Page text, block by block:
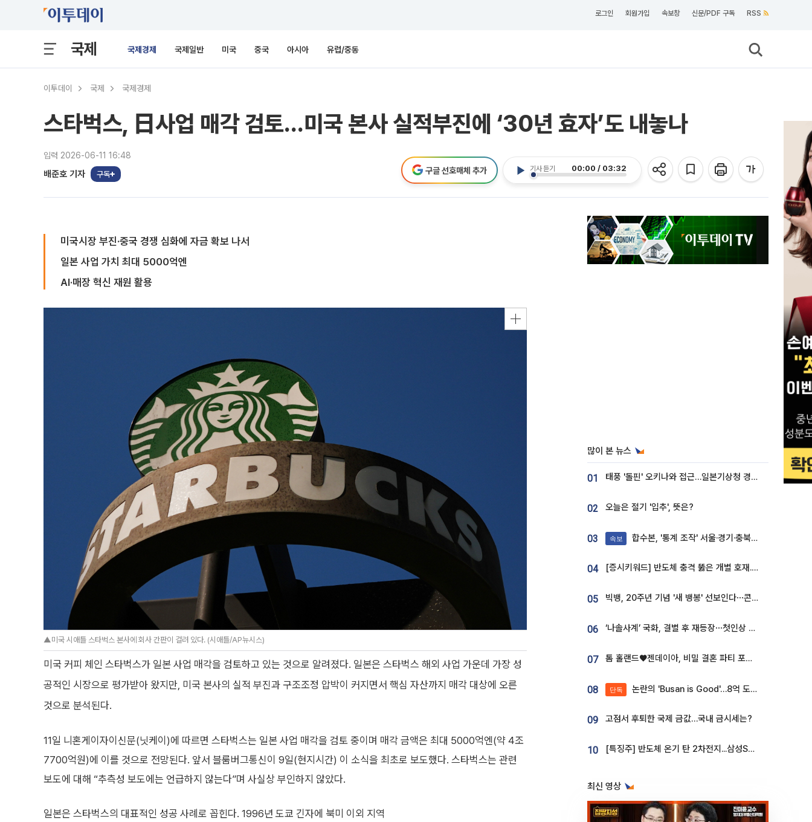
로그인 회원가입 속보창 신문/PDF 구독 RSS
국제 국제경제 국제일반 미국 중국 아시아 유럽/중동
이투데이 국제 국제경제
스타벅스, 日사업 매각 검토…미국 본사 실적부진에 ‘30년 효자’도 내놓나
입력 2026-06-11 16:48
배준호 기자 구독
기사 듣기 00:00 / 03:32
구글 선호매체 추가
미국시장 부진·중국 경쟁 심화에 자금 확보 나서
일본 사업 가치 최대 5000억엔
AI·매장 혁신 재원 활용
▲미국 시애틀 스타벅스 본사에 회사 간판이 걸려 있다. (시애틀/AP뉴시스)
미국 커피 체인 스타벅스가 일본 사업 매각을 검토하고 있는 것으로 알려졌다. 일본은 스타벅스 해외 사업 가운데 가장 성
공적인 시장으로 평가받아 왔지만, 미국 본사의 실적 부진과 구조조정 압박이 커지면서 핵심 자산까지 매각 대상에 오른
것으로 분석된다.
11일 니혼게이자이신문(닛케이)에 따르면 스타벅스는 일본 사업 매각을 검토 중이며 매각 금액은 최대 5000억엔(약 4조
7700억원)에 이를 것으로 전망된다. 앞서 블룸버그통신이 9일(현지시간) 이 소식을 최초로 보도했다. 스타벅스는 관련
보도에 대해 “추측성 보도에는 언급하지 않는다”며 사실상 부인하지 않았다.
일본은 스타벅스의 대표적인 성공 사례로 꼽힌다. 1996년 도쿄 긴자에 북미 이외 지역
많이 본 뉴스
01 태풍 '돌핀' 오키나와 접근…일본기상청 경로 업데이트
02 오늘은 절기 '입추', 뜻은?
03 속보 합수본, '통계 조작' 서울·경기·충북 선관위 등 추가 압수수색
04 [증시키워드] 반도체 충격 뚫은 개별 호재...포스코퓨처엠·에코프로·한화솔루션 '눈길'
05 빅뱅, 20주년 기념 '새 뱅봉' 선보인다⋯콘서트 앞두고 팝업 개최
06 ‘나솔사계’ 국화, 결별 후 재등장⋯첫인상 투표 휩쓸고 ‘인기녀’ 등극
07 톰 홀랜드♥젠데이아, 비밀 결혼 파티 포착⋯호텔 대관비만 9억
08 단독 논란의 'Busan is Good'…8억 도시브랜드, 용산 대통령실 CI 업체가 수행
09 고점서 후퇴한 국제 금값…국내 금시세는?
10 [특징주] 반도체 온기 탄 2차전지...삼성SDI, 장 초반 7% 넘게 껑충
최신 영상